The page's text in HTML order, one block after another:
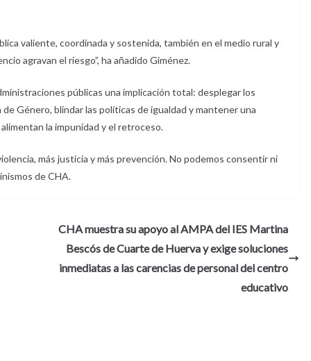
valiente, coordinada y sostenida, también en el medio rural y
agravan el riesgo”, ha añadido Giménez.
públicas una implicación total: desplegar los
Género, blindar las políticas de igualdad y mantener una
la impunidad y el retroceso.
más justicia y más prevención. No podemos consentir ni
de CHA.
CHA muestra su apoyo al AMPA del IES Martina
Bescós de Cuarte de Huerva y exige soluciones
inmediatas a las carencias de personal del centro
educativo